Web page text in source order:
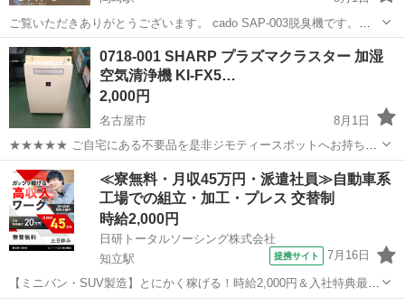
ご覧いただきありがとうございます。 cado SAP-003脱臭機です。
【脱臭力が持続するSAP003の仕組み】 空気清浄機はフィルターでニ
オイ物質を吸着・除去するとともに、集塵フィルターでホコリや菌・
ウィルス・花粉な...
愛知 岡崎市 季節、空調家電 cado
0718-001 SHARP プラズマクラスター 加湿
空気清浄機 KI-FX5…
2,000円
名古屋市
8月1日
★★★★★ ご自宅にある不要品を是非ジモティースポットへお持ち込
みしませんか？ 家電、趣味・スポーツ・レジャー用品、こども用品、
衣料服飾品、生活雑貨、家具、本、CD・DVDなどが無料でまとめて持
ち込めます！ ※詳細はこ...
愛知 名古屋市 季節、空調家電 プラズマクラスター
≪寮無料・月収45万円・派遣社員≫自動車系
工場での組立・加工・プレス 交替制
時給2,000円
日研トータルソーシング株式会社
知立駅
提携サイト 7月16日
【ミニバン・SUV製造】とにかく稼げる！時給2,000円＆入社特典最大
20万円支給！／寮費無料＆生活備品付き／土日休み／未経験OK＆研修